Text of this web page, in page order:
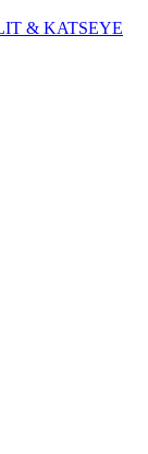
& KATSEYE